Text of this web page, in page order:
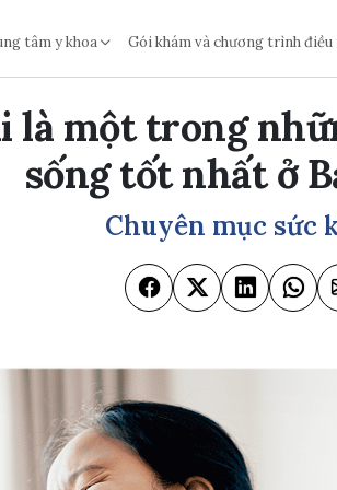
tâm y khoa Gói khám và chương trình
là một trong
sống tốt nhất ở
Chuyên mục sức